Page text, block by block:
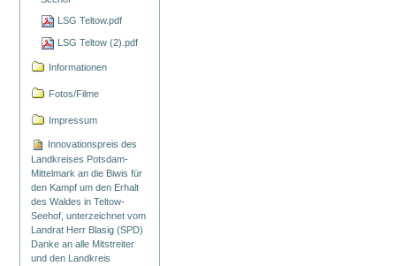
LSG Teltow.pdf
LSG Teltow (2).pdf
Informationen
Fotos/Filme
Impressum
Innovationspreis des
Landkreises Potsdam-
Mittelmark an die Biwis für
den Kampf um den Erhalt
des Waldes in Teltow-
Seehof, unterzeichnet vom
Landrat Herr Blasig (SPD)
Danke an alle Mitstreiter
und den Landkreis